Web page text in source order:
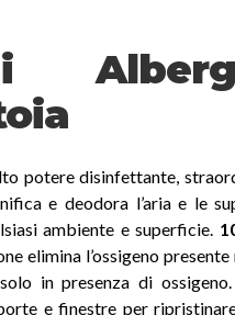
potere disinfettante,
e deodora l’aria e le
ambiente e superficie.
elimina l’ossigeno presente
in presenza di
e finestre per